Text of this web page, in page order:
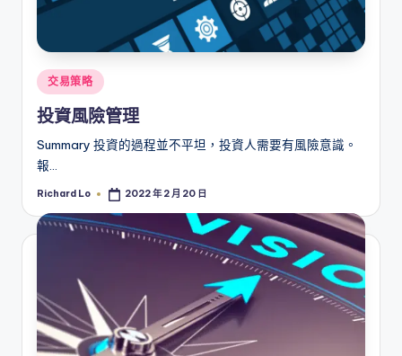
Posted
in
交易策略
投資風險管理
Summary 投資的過程並不平坦，投資人需要有風險意識。
報…
Posted
Richard Lo 2022 年 2 月 20 日